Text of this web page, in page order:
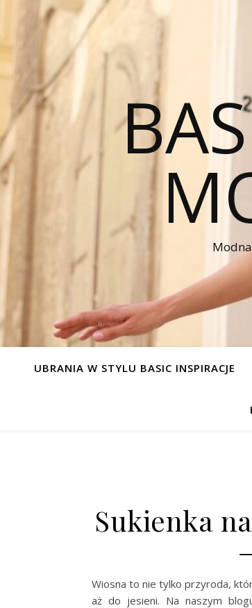
UBRANIA W STYLU BASIC INSPIRACJE
Sukienka
Wiosna to nie tylko przyroda,
aż do jesieni. Na naszym